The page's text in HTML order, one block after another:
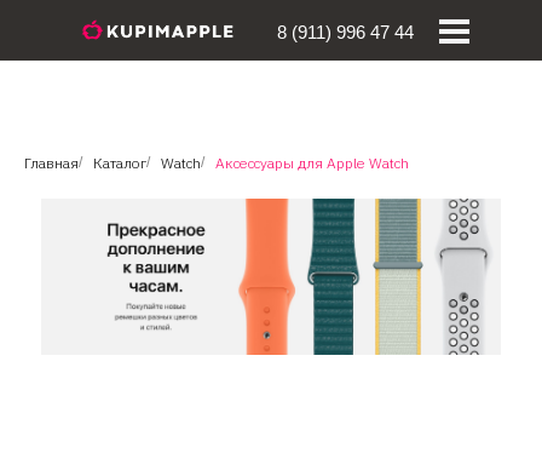
8 (911) 996 47 44
Главная/ Каталог/ Watch/ Аксессуары для Apple Watch